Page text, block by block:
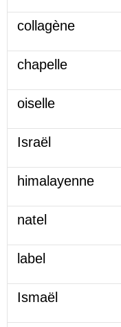
collagène
chapelle
oiselle
Israël
himalayenne
natel
label
Ismaël